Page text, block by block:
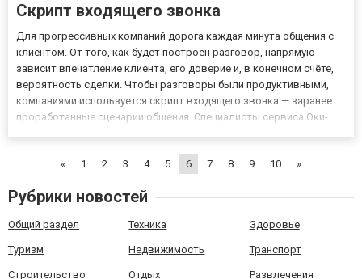
Скрипт входящего звонка
Для прогрессивных компаний дорога каждая минута общения с
клиентом. От того, как будет построен разговор, напрямую
зависит впечатление клиента, его доверие и, в конечном счёте,
вероятность сделки. Чтобы разговоры были продуктивными,
компаниями используется скрипт входящего звонка — заранее
проработанные сценарии общения. Специалисты сервиса Оки-
«
1 2 3 4 5 6 7 8 9 10 »
Рубрики новостей
Общий раздел Техника Здоровье
Туризм Недвижимость Транспорт
Строительство Отдых Развлечения